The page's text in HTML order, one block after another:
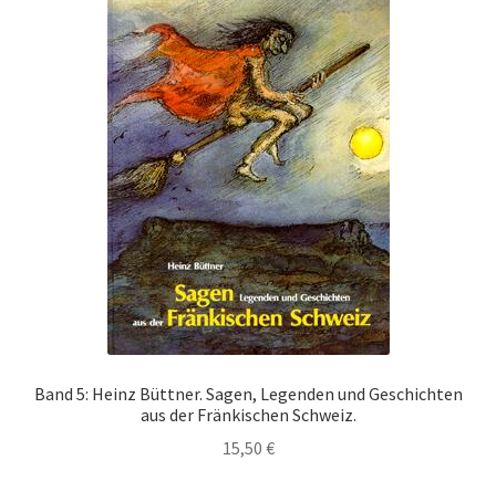
Band 5: Heinz Büttner. Sagen, Legenden und Geschichten
aus der Fränkischen Schweiz.
15,50 €